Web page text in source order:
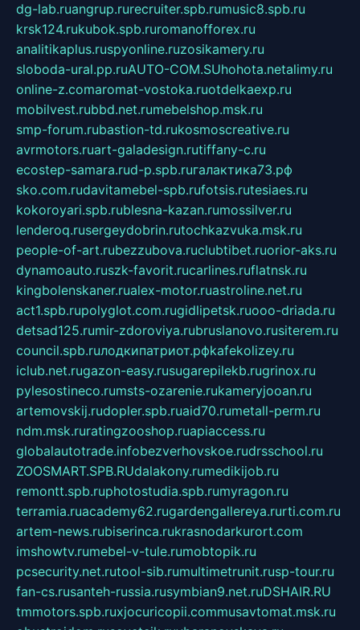
dg-lab.ruangrup.rurecruiter.spb.rumusic8.spb.ru
krsk124.rukubok.spb.ruromanofforex.ru
analitikaplus.ruspyonline.ruzosikamery.ru
sloboda-ural.pp.ruAUTO-COM.SUhohota.netalimy.ru
online-z.comaromat-vostoka.ruotdelkaexp.ru
mobilvest.rubbd.net.rumebelshop.msk.ru
smp-forum.rubastion-td.rukosmoscreative.ru
avrmotors.ruart-galadesign.rutiffany-c.ru
ecostep-samara.rud-p.spb.ruгалактика73.рф
sko.com.rudavitamebel-spb.rufotsis.rutesiaes.ru
kokoroyari.spb.rublesna-kazan.rumossilver.ru
lenderoq.rusergeydobrin.rutochkazvuka.msk.ru
people-of-art.rubezzubova.ruclubtibet.ruorior-aks.ru
dynamoauto.ruszk-favorit.rucarlines.ruflatnsk.ru
kingbolenskaner.rualex-motor.ruastroline.net.ru
act1.spb.rupolyglot.com.rugidlipetsk.ruooo-driada.ru
detsad125.rumir-zdoroviya.rubruslanovo.rusiterem.ru
council.spb.ruлодкипатриот.рфkafekolizey.ru
iclub.net.rugazon-easy.rusugarepilekb.rugrinox.ru
pylesostineco.rumsts-ozarenie.rukameryjooan.ru
artemovskij.rudopler.spb.ruaid70.rumetall-perm.ru
ndm.msk.ruratingzooshop.ruapiaccess.ru
globalautotrade.infobezverhovskoe.rudrsschool.ru
ZOOSMART.SPB.RUdalakony.rumedikijob.ru
remontt.spb.ruphotostudia.spb.rumyragon.ru
terramia.ruacademy62.rugardengallereya.rurti.com.ru
artem-news.rubiserinca.rukrasnodarkurort.com
imshowtv.rumebel-v-tule.rumobtopik.ru
pcsecurity.net.rutool-sib.rumultimetrunit.rusp-tour.ru
fan-cs.rusanteh-russia.rusymbian9.net.ruDSHAIR.RU
tmmotors.spb.ruxjocuricopii.commusavtomat.msk.ru